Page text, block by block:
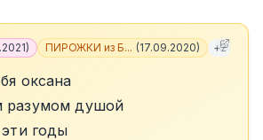
) ПИРОЖКИ из Б... (17.09.2020) +2
оксана
разумом душой
годы